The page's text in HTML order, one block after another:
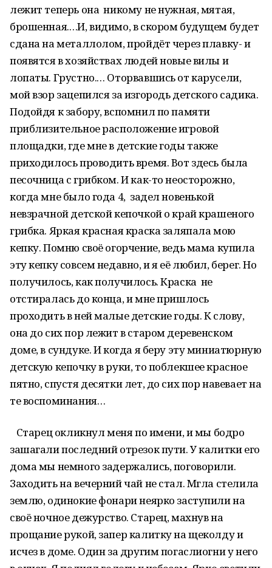
лежит теперь она никому не нужная, мятая,
брошенная.…И, видимо, в скором будущем будет
сдана на металлолом, пройдёт через плавку- и
появятся в хозяйствах людей новые вилы и
лопаты. Грустно.… Оторвавшись от карусели,
мой взор зацепился за изгородь детского садика.
Подойдя к забору, вспомнил по памяти
приблизительное расположение игровой
площадки, где мне в детские годы также
приходилось проводить время. Вот здесь была
песочница с грибком. И как-то неосторожно,
когда мне было года 4, задел новенькой
невзрачной детской кепочкой о край крашеного
грибка. Яркая красная краска заляпала мою
кепку. Помню своё огорчение, ведь мама купила
эту кепку совсем недавно, и я её любил, берег. Но
получилось, как получилось. Краска не
отстиралась до конца, и мне пришлось
проходить в ней малые детские годы. К слову,
она до сих пор лежит в старом деревенском
доме, в сундуке. И когда я беру эту миниатюрную
детскую кепочку в руки, то поблекшее красное
пятно, спустя десятки лет, до сих пор навевает на
те воспоминания…
Старец окликнул меня по имени, и мы бодро
зашагали последний отрезок пути. У калитки его
дома мы немного задержались, поговорили.
Заходить на вечерний чай не стал. Мгла стелила
землю, одинокие фонари неярко заступили на
своё ночное дежурство. Старец, махнув на
прощание рукой, запер калитку на щеколду и
исчез в доме. Один за другим погаслиогни у него